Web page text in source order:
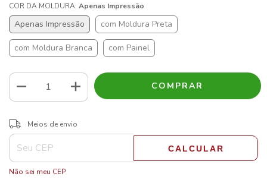
COR DA MOLDURA: Apenas Impressão
Apenas Impressão com Moldura Preta
com Moldura Branca com Painel
Entregas para o CEP:
Meios de envio
CALCULAR
Não sei meu CEP